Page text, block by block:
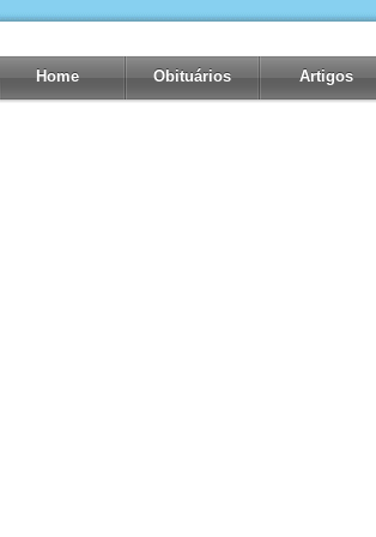
Home Obituários Artigos